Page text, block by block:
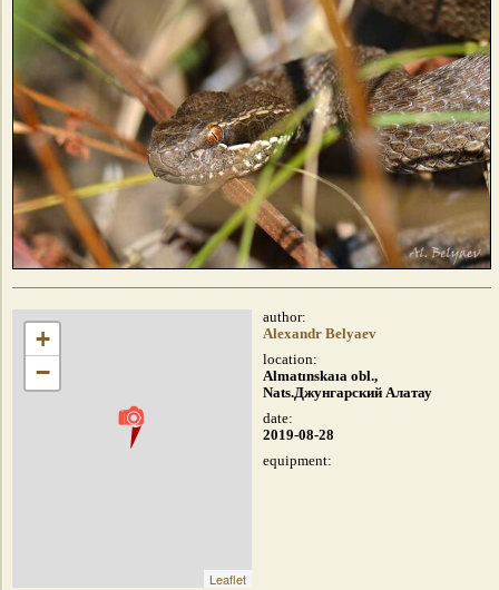
+
−
Leaflet
author:
Alexandr Belyaev
location:
Almatınskaıa obl.,
Nats.Джунгарский Алатау
date:
2019-08-28
equipment: